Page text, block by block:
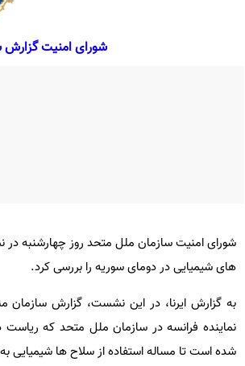
شورای امنیت گزارش
شورای امنیت سازمان ملل متحد روز چهارشنبه
های شیمیایی در دومای سوریه را بررسی کرد.
به گزارش ایرنا، در این نشست، گزارش سازمان
نماینده فرانسه در سازمان ملل متحد که
شده است تا مساله استفاده از سلاح ها